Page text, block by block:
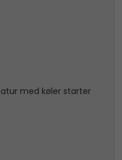
med køler starter